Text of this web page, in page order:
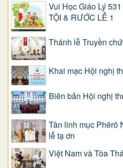
Vui Học Giáo Lý
TỘI & RƯỚC LỄ 1
Thánh lễ Truyền
Khai mạc Hội nghị
Biên bản Hội nghị
Tân linh mục Phêrô
lễ tạ ơn
Việt Nam và Tòa